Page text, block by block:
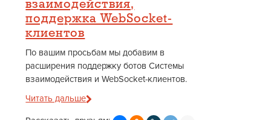
взаимодействия,
поддержка WebSocket-
клиентов
По вашим просьбам мы добавим в
расширения поддержку ботов Системы
взаимодействия и WebSocket-клиентов.
Читать дальше